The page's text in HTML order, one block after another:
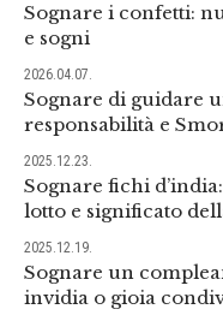
Sognare i confetti:
e sogni
2026.04.07.
Sognare di guidare
responsabilità e
2025.12.23.
Sognare fichi
lotto e significato
2025.12.19.
Sognare un
invidia o gioia